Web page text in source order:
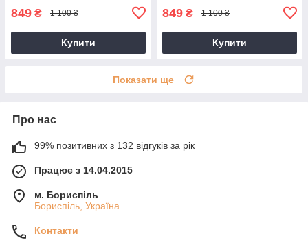
849 ₴ 1 100 ₴
Купити
849 ₴ 1 100 ₴
Купити
Показати ще
Про нас
99% позитивних з 132 відгуків за рік
Працює з 14.04.2015
м. Бориспіль
Бориспіль, Україна
Контакти